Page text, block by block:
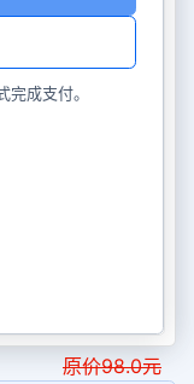
成支付。
原价98.0元